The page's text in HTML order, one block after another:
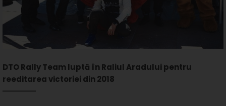
DTO Rally Team luptă în Raliul Aradului pentru
reeditarea victoriei din 2018